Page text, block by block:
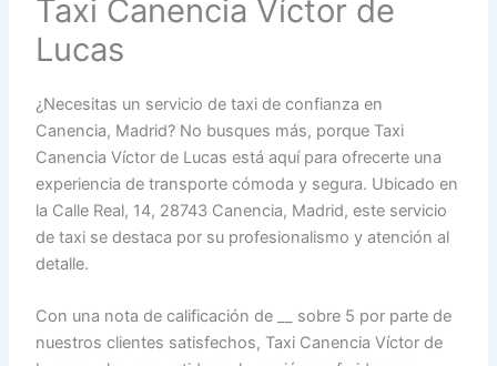
Taxi Canencia Víctor de
Lucas
¿Necesitas un servicio de taxi de confianza en
Canencia, Madrid? No busques más, porque Taxi
Canencia Víctor de Lucas está aquí para ofrecerte una
experiencia de transporte cómoda y segura. Ubicado en
la Calle Real, 14, 28743 Canencia, Madrid, este servicio
de taxi se destaca por su profesionalismo y atención al
detalle.
Con una nota de calificación de __ sobre 5 por parte de
nuestros clientes satisfechos, Taxi Canencia Víctor de